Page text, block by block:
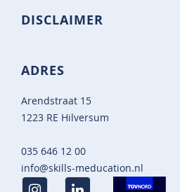
DISCLAIMER
ADRES
Arendstraat 15
1223 RE Hilversum
035 646 12 00
info@skills-meducation.nl